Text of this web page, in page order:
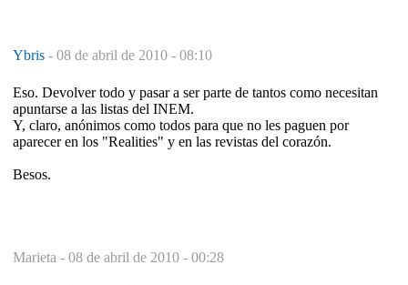
Ybris - 08 de abril de 2010 - 08:10
Eso. Devolver todo y pasar a ser parte de tantos como necesitan
apuntarse a las listas del INEM.
Y, claro, anónimos como todos para que no les paguen por
aparecer en los "Realities" y en las revistas del corazón.
Besos.
Marieta - 08 de abril de 2010 - 00:28